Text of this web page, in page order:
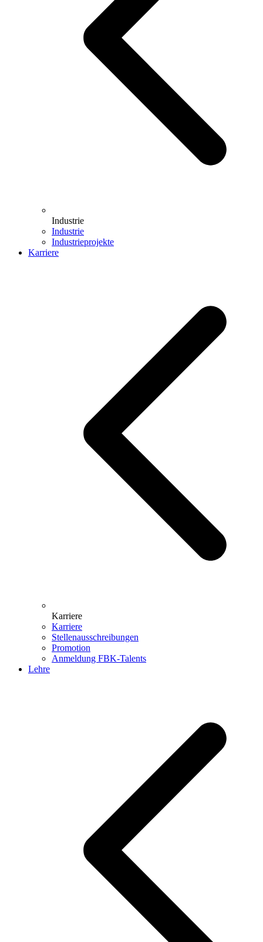
Industrie
Industrie
Industrieprojekte
Karriere
Karriere
Karriere
Stellenausschreibungen
Promotion
Anmeldung FBK-Talents
Lehre